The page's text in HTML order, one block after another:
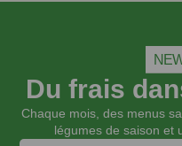
Dispose
les
framboises
Du frais
Chaque mois, des menus
légumes de saison et